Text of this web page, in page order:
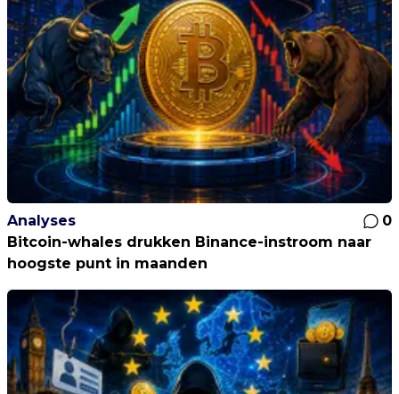
Analyses
0
Bitcoin-whales drukken Binance-instroom naar
hoogste punt in maanden